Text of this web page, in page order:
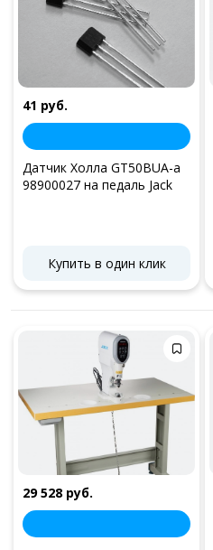
41 руб.
Датчик Холла GT50BUA-a
98900027 на педаль Jack
Купить в один клик
29 528 руб.